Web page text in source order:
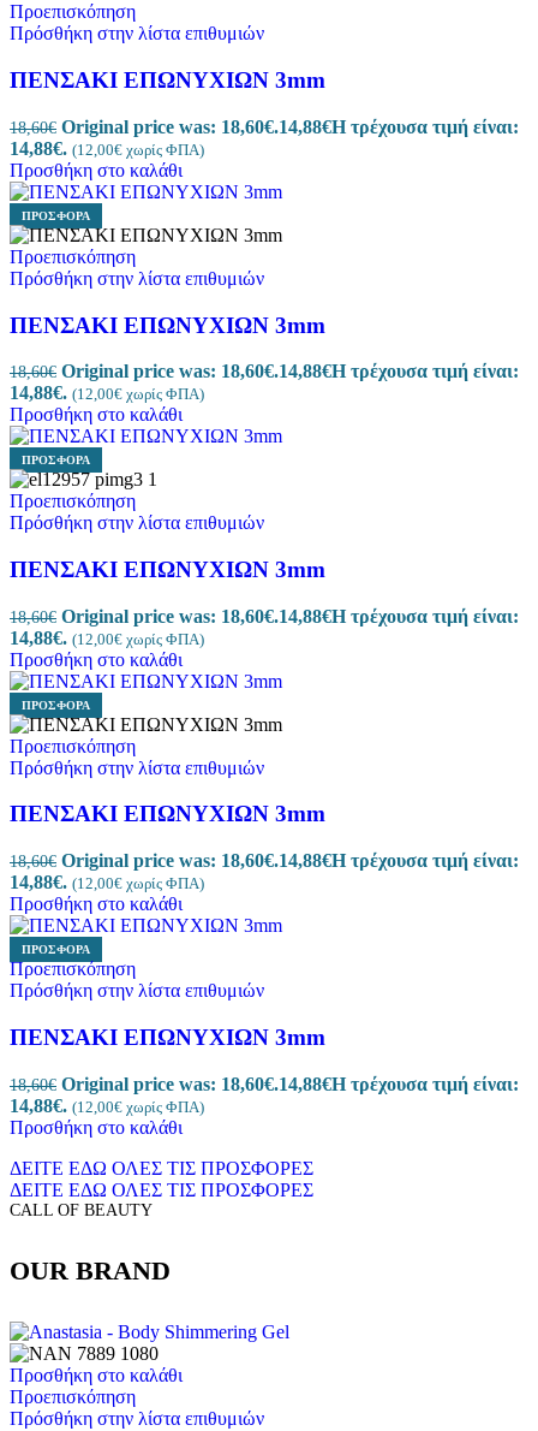
Προεπισκόπηση
Πρόσθήκη στην λίστα επιθυμιών
ΠΕΝΣΑΚΙ EΠΩΝΥΧΙΩΝ 3mm
18,60€ Original price was: 18,60€.14,88€Η τρέχουσα τιμή είναι:
14,88€. (12,00€ χωρίς ΦΠΑ)
Προσθήκη στο καλάθι
ΠΡΟΣΦΟΡΆ
Προεπισκόπηση
Πρόσθήκη στην λίστα επιθυμιών
ΠΕΝΣΑΚΙ EΠΩΝΥΧΙΩΝ 3mm
18,60€ Original price was: 18,60€.14,88€Η τρέχουσα τιμή είναι:
14,88€. (12,00€ χωρίς ΦΠΑ)
Προσθήκη στο καλάθι
ΠΡΟΣΦΟΡΆ
Προεπισκόπηση
Πρόσθήκη στην λίστα επιθυμιών
ΠΕΝΣΑΚΙ EΠΩΝΥΧΙΩΝ 3mm
18,60€ Original price was: 18,60€.14,88€Η τρέχουσα τιμή είναι:
14,88€. (12,00€ χωρίς ΦΠΑ)
Προσθήκη στο καλάθι
ΠΡΟΣΦΟΡΆ
Προεπισκόπηση
Πρόσθήκη στην λίστα επιθυμιών
ΠΕΝΣΑΚΙ EΠΩΝΥΧΙΩΝ 3mm
18,60€ Original price was: 18,60€.14,88€Η τρέχουσα τιμή είναι:
14,88€. (12,00€ χωρίς ΦΠΑ)
Προσθήκη στο καλάθι
ΠΡΟΣΦΟΡΆ
Προεπισκόπηση
Πρόσθήκη στην λίστα επιθυμιών
ΠΕΝΣΑΚΙ EΠΩΝΥΧΙΩΝ 3mm
18,60€ Original price was: 18,60€.14,88€Η τρέχουσα τιμή είναι:
14,88€. (12,00€ χωρίς ΦΠΑ)
Προσθήκη στο καλάθι
ΔΕΙΤΕ ΕΔΩ ΟΛΕΣ ΤΙΣ ΠΡΟΣΦΟΡΕΣ
ΔΕΙΤΕ ΕΔΩ ΟΛΕΣ ΤΙΣ ΠΡΟΣΦΟΡΕΣ
CALL OF BEAUTY
OUR BRAND
Προσθήκη στο καλάθι
Προεπισκόπηση
Πρόσθήκη στην λίστα επιθυμιών